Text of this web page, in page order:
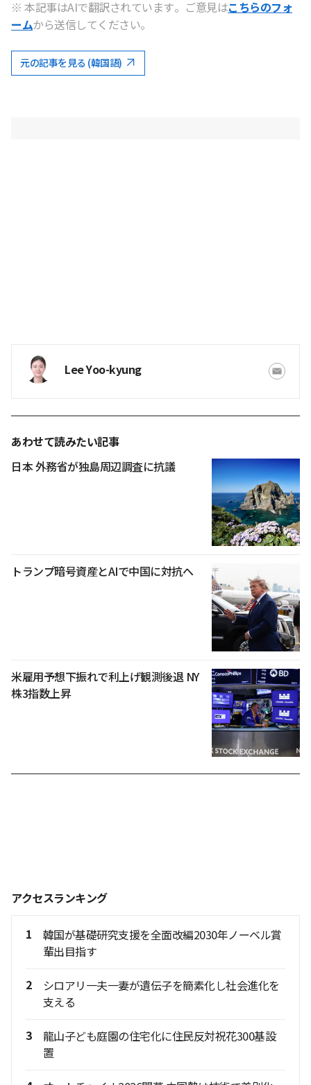
※ 本記事はAIで翻訳されています。ご意見はこちらのフォ
ームから送信してください。
元の記事を見る (韓国語)
Lee Yoo-kyung
あわせて読みたい記事
日本 外務省が独島周辺調査に抗議
トランプ暗号資産とAIで中国に対抗へ
米雇用予想下振れで利上げ観測後退 NY
株3指数上昇
アクセスランキング
1
韓国が基礎研究支援を全面改編2030年ノーベル賞
輩出目指す
2
シロアリ一夫一妻が遺伝子を簡素化し社会進化を
支える
3
龍山子ども庭園の住宅化に住民反対祝花300基設
置